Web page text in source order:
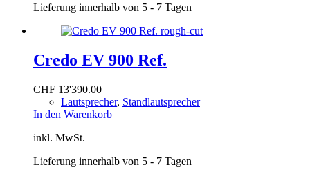
Lieferung innerhalb von 5 - 7 Tagen
Credo EV 900 Ref.
CHF 13'390.00
Lautsprecher, Standlautsprecher
In den Warenkorb
inkl. MwSt.
Lieferung innerhalb von 5 - 7 Tagen